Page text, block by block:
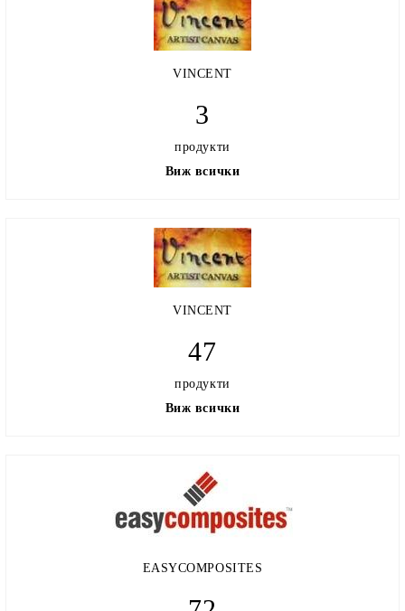
VINCENT
3
продукти
Виж всички
VINCENT
47
продукти
Виж всички
EASYCOMPOSITES